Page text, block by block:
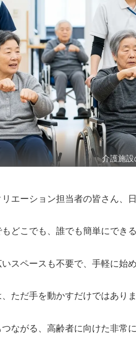
介護施
エーション担当者の皆さん、
どこでも、誰でも簡単にでき
スペースも不要で、手軽に始
ただ手を動かすだけではありま
ながる、高齢者に向けた非常